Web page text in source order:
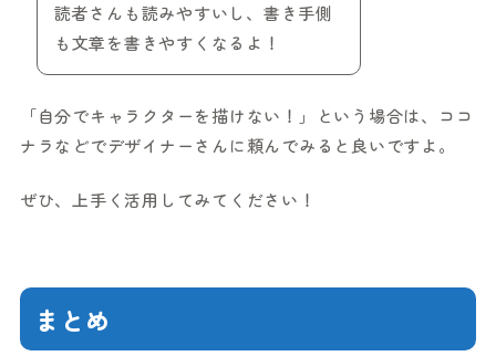
読者さんも読みやすいし、書き手側
も文章を書きやすくなるよ！
「自分でキャラクターを描けない！」という場合は、ココ
ナラなどでデザイナーさんに頼んでみると良いですよ。
ぜひ、上手く活用してみてください！
まとめ